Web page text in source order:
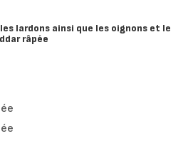
lardons ainsi que les oignons et le
râpée